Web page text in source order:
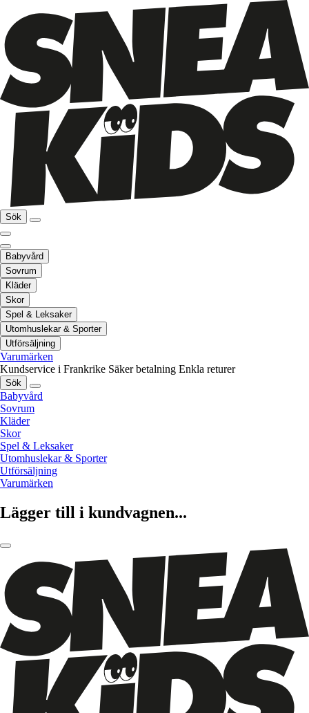
Sök
Babyvård
Sovrum
Kläder
Skor
Spel & Leksaker
Utomhuslekar & Sporter
Utförsäljning
Varumärken
Kundservice i Frankrike Säker betalning Enkla returer
Sök
Babyvård
Sovrum
Kläder
Skor
Spel & Leksaker
Utomhuslekar & Sporter
Utförsäljning
Varumärken
Lägger till i kundvagnen...